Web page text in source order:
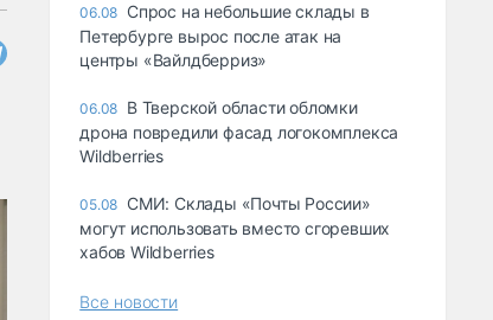
06.08 Спрос на небольшие склады в
Петербурге вырос после атак на
центры «Вайлдберриз»
06.08 В Тверской области обломки
дрона повредили фасад логокомплекса
Wildberries
05.08 СМИ: Склады «Почты России»
могут использовать вместо сгоревших
хабов Wildberries
Все новости